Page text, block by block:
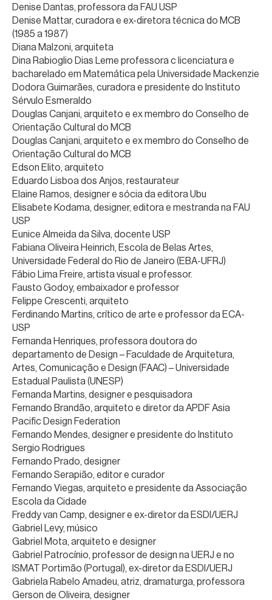
Denise Dantas, professora da FAU USP
Denise Mattar, curadora e ex-diretora técnica do MCB
(1985 a 1987)
Diana Malzoni, arquiteta
Dina Rabioglio Dias Leme professora c licenciatura e
bacharelado em Matemática pela Universidade Mackenzie
Dodora Guimarães, curadora e presidente do Instituto
Sérvulo Esmeraldo
Douglas Canjani, arquiteto e ex membro do Conselho de
Orientação Cultural do MCB
Douglas Canjani, arquiteto e ex membro do Conselho de
Orientação Cultural do MCB
Edson Elito, arquiteto
Eduardo Lisboa dos Anjos, restaurateur
Elaine Ramos, designer e sócia da editora Ubu
Elisabete Kodama, designer, editora e mestranda na FAU
USP
Eunice Almeida da Silva, docente USP
Fabiana Oliveira Heinrich, Escola de Belas Artes,
Universidade Federal do Rio de Janeiro (EBA-UFRJ)
Fábio Lima Freire, artista visual e professor.
Fausto Godoy, embaixador e professor
Felippe Crescenti, arquiteto
Ferdinando Martins, crítico de arte e professor da ECA-
USP
Fernanda Henriques, professora doutora do
departamento de Design – Faculdade de Arquitetura,
Artes, Comunicação e Design (FAAC) – Universidade
Estadual Paulista (UNESP)
Fernanda Martins, designer e pesquisadora
Fernando Brandão, arquiteto e diretor da APDF Asia
Pacific Design Federation
Fernando Mendes, designer e presidente do Instituto
Sergio Rodrigues
Fernando Prado, designer
Fernando Serapião, editor e curador
Fernando Viegas, arquiteto e presidente da Associação
Escola da Cidade
Freddy van Camp, designer e ex-diretor da ESDI/UERJ
Gabriel Levy, músico
Gabriel Mota, arquiteto e designer
Gabriel Patrocínio, professor de design na UERJ e no
ISMAT Portimão (Portugal), ex-diretor da ESDI/UERJ
Gabriela Rabelo Amadeu, atriz, dramaturga, professora
Gerson de Oliveira, designer